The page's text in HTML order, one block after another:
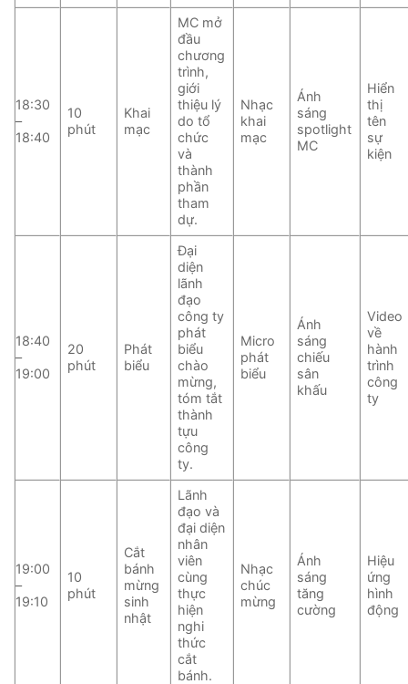
18:30
–
18:40
10
phút
Khai
mạc
MC mở
đầu
chương
trình,
giới
thiệu lý
do tổ
chức
và
thành
phần
tham
dự.
Nhạc
khai
mạc
Ánh
sáng
spotlight
MC
Hiển
thị
tên
sự
kiện
18:40
–
19:00
20
phút
Phát
biểu
Đại
diện
lãnh
đạo
công ty
phát
biểu
chào
mừng,
tóm tắt
thành
tựu
công
ty.
Micro
phát
biểu
Ánh
sáng
chiếu
sân
khấu
Video
về
hành
trình
công
ty
19:00
–
19:10
10
phút
Cắt
bánh
mừng
sinh
nhật
Lãnh
đạo và
đại diện
nhân
viên
cùng
thực
hiện
nghi
thức
cắt
bánh.
Nhạc
chúc
mừng
Ánh
sáng
tăng
cường
Hiệu
ứng
hình
động